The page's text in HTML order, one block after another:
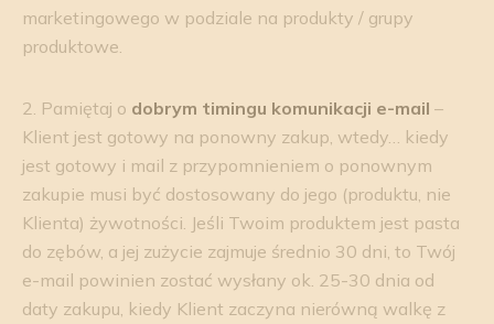
marketingowego w podziale na produkty / grupy
produktowe.
2. Pamiętaj o dobrym timingu komunikacji e-mail –
Klient jest gotowy na ponowny zakup, wtedy… kiedy
jest gotowy i mail z przypomnieniem o ponownym
zakupie musi być dostosowany do jego (produktu, nie
Klienta) żywotności. Jeśli Twoim produktem jest pasta
do zębów, a jej zużycie zajmuje średnio 30 dni, to Twój
e-mail powinien zostać wysłany ok. 25-30 dnia od
daty zakupu, kiedy Klient zaczyna nierówną walkę z